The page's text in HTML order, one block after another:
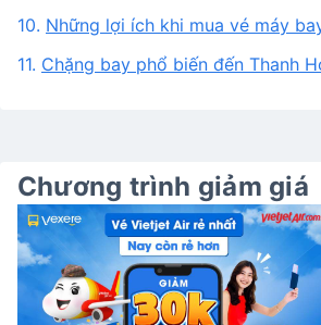
10. Những lợi ích khi mua vé máy
11. Chặng bay phổ biến đến Thanh
Chương trình giảm giá